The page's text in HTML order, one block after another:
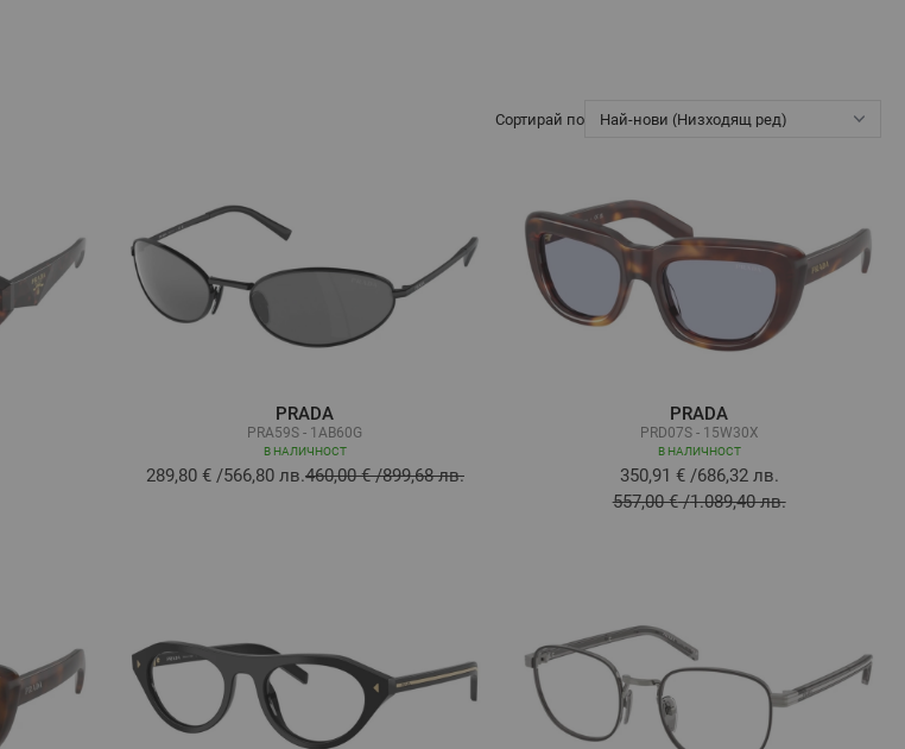
Сортирай по
PRADA
PRA59S - 1AB60G
В НАЛИЧНОСТ
289,80 €/566,80 лв.460,00 €/899,68 лв.
PRADA
PRD07S - 15W30X
В НАЛИЧНОСТ
350,91 €/686,32 лв.
557,00 €/1.089,40 лв.